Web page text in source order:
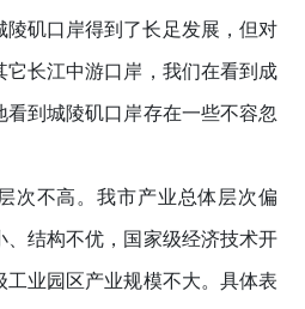
矶口岸得到了长足发展，但对
它长江中游口岸，我们在看到成
到城陵矶口岸存在一些不容忽
不高。我市产业总体层次偏
结构不优，国家级经济技术开
业园区产业规模不大。具体表